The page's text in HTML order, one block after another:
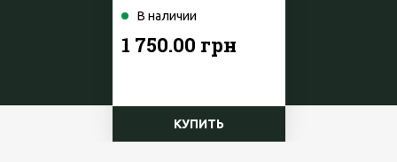
В наличии
1 750.00 грн
КУПИТЬ